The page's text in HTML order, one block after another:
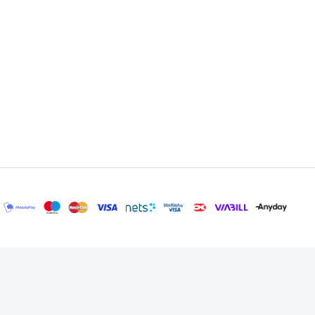
de første 12-18 måneder, hvilket blot vidner om